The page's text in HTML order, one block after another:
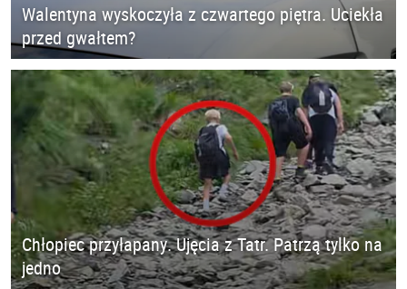
Walentyna wyskoczyła z czwartego piętra. Uciekła
przed gwałtem?
Chłopiec przyłapany. Ujęcia z Tatr. Patrzą tylko na
jedno